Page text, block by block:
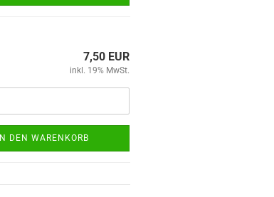
7,50 EUR
inkl. 19% MwSt.
IN DEN WARENKORB